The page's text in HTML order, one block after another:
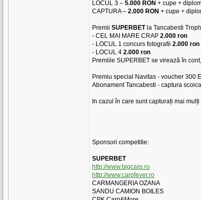
LOCUL 3 – 5.000 RON + cupe +
CAPTURA – 2.000 RON + cupe +
Premii SUPERBETla Tancabesti
- CEL MAI MARE CRAP 2.000 ron
- LOCUL 1 concurs fotografii 2.000 ron
- LOCUL 4 2.000 ron
Premiile SUPERBET se virează în
Premiu special Navitas - voucher 300
Abonament Tancabesti - captura
In cazul în care sunt capturați mai
Sponsori competitie:
SUPERBET
http://www.bigcarp.ro
http://www.carpfever.ro
CARMANGERIA OZANA
SANDU CAMION BOILES